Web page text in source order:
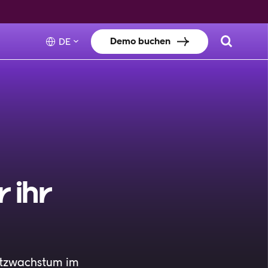
DE Demo buchen
ihr
im